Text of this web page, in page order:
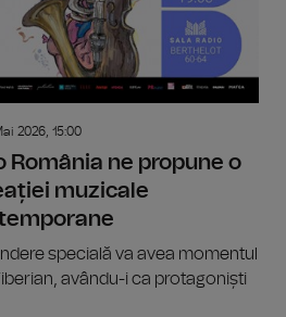
2026, 15:00
România ne propune o
muzicale
specială va avea momentul
avându-i ca protagoniști